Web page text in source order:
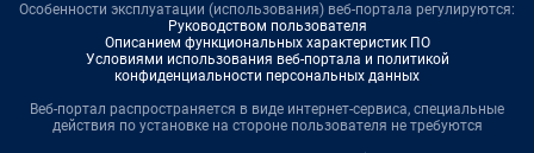
Особенности эксплуатации (использования) веб-портала регулируются:
Руководством пользователя
Описанием функциональных характеристик ПО
Условиями использования веб-портала и политикой
конфиденциальности персональных данных
Веб-портал распространяется в виде интернет-сервиса, специальные
действия по установке на стороне пользователя не требуются